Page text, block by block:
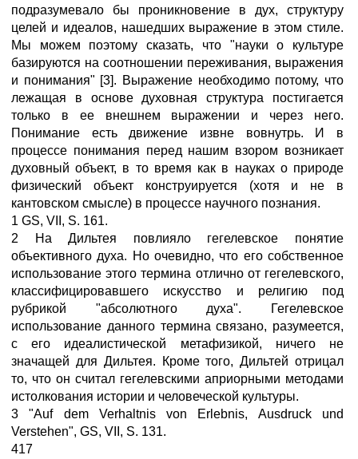
подразумевало бы проникновение в дух, структуру
целей и идеалов, нашедших выражение в этом стиле.
Мы можем поэтому сказать, что "науки о культуре
базируются на соотношении переживания, выражения
и понимания" [3]. Выражение необходимо потому, что
лежащая в основе духовная структура постигается
только в ее внешнем выражении и через него.
Понимание есть движение извне вовнутрь. И в
процессе понимания перед нашим взором возникает
духовный объект, в то время как в науках о природе
физический объект конструируется (хотя и не в
кантовском смысле) в процессе научного познания.
1 GS, VII, S. 161.
2 На Дильтея повлияло гегелевское понятие
объективного духа. Но очевидно, что его собственное
использование этого термина отлично от гегелевского,
классифицировавшего искусство и религию под
рубрикой "абсолютного духа". Гегелевское
использование данного термина связано, разумеется,
с его идеалистической метафизикой, ничего не
значащей для Дильтея. Кроме того, Дильтей отрицал
то, что он считал гегелевскими априорными методами
истолкования истории и человеческой культуры.
3 "Auf dem Verhaltnis von Erlebnis, Ausdruck und
Verstehen", GS, VII, S. 131.
417